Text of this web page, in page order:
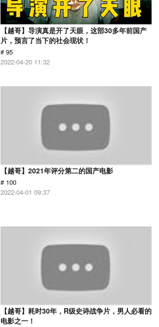
【越哥】导演真是开了天眼，这部30多年前国产
片，预言了当下的社会现状！
# 95
2022-04-20 11:32
【越哥】2021年评分第二的国产电影
# 100
2022-04-01 09:37
【越哥】耗时30年，R级史诗战争片，男人必看的
电影之一！